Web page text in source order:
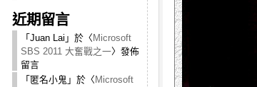
近期留言
「 Juan Lai 」於〈 Microsoft
SBS 2011 大奮戰之一〉發佈
留言
「 匿名小鬼 」於〈 Microsoft